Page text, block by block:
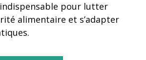
pour lutter
alimentaire et s’adapter